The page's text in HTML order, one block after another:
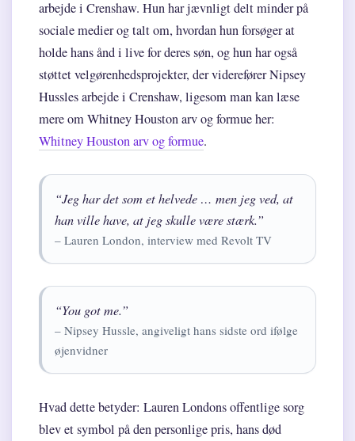
arbejde i Crenshaw. Hun har jævnligt delt minder på
sociale medier og talt om, hvordan hun forsøger at
holde hans ånd i live for deres søn, og hun har også
støttet velgørenhedsprojekter, der viderefører Nipsey
Hussles arbejde i Crenshaw, ligesom man kan læse
mere om Whitney Houston arv og formue her:
Whitney Houston arv og formue.
“Jeg har det som et helvede … men jeg ved, at
han ville have, at jeg skulle være stærk.”
– Lauren London, interview med Revolt TV
“You got me.”
– Nipsey Hussle, angiveligt hans sidste ord ifølge
øjenvidner
Hvad dette betyder: Lauren Londons offentlige sorg
blev et symbol på den personlige pris, hans død